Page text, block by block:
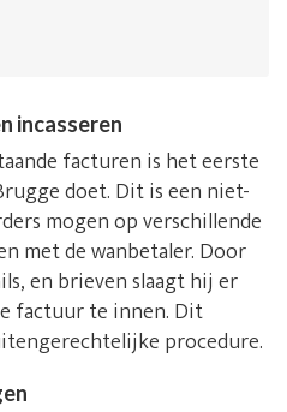
incasseren
facturen is het eerste
doet. Dit is een niet-
mogen op verschillende
met de wanbetaler. Door
en brieven slaagt hij er
factuur te innen. Dit
procedure.